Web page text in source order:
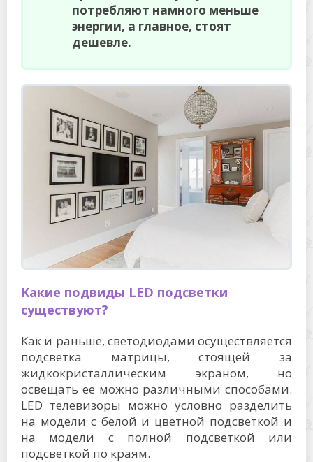
потребляют намного меньше
энергии, а главное, стоят
дешевле.
Какие подвиды LED подсветки
существуют?
Как и раньше, светодиодами осуществляется
подсветка матрицы, стоящей за
жидкокристаллическим экраном, но
освещать ее можно различными способами.
LED телевизоры можно условно разделить
на модели с белой и цветной подсветкой и
на модели с полной подсветкой или
подсветкой по краям.